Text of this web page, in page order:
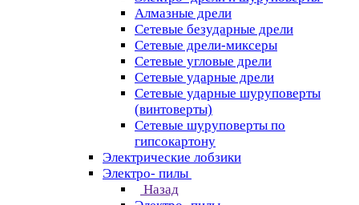
Алмазные дрели
Сетевые безударные дрели
Сетевые дрели-миксеры
Сетевые угловые дрели
Сетевые ударные дрели
Сетевые ударные шуруповерты
(винтоверты)
Сетевые шуруповерты по
гипсокартону
Электрические лобзики
Электро- пилы
Назад